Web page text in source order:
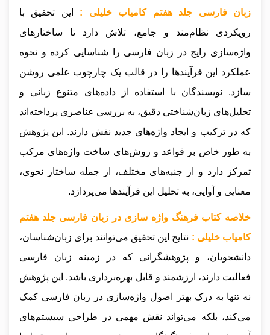
زبان فارسی جلد هفتم کامیاب خلیلی : این تحقیق با
رویکردی نظام‌مند و جامع، تلاش دارد تا ساختارهای
واژه‌سازی رایج در زبان فارسی را شناسایی کرده و نحوه
عملکرد این فرآیندها را در قالب یک چارچوب علمی روشن
سازد. نویسندگان با استفاده از داده‌های متنوع زبانی و
تحلیل‌های زبان‌شناختی دقیق، به بررسی عناصری پرداخته‌اند
که در ترکیب و ایجاد واژه‌های جدید نقش دارند. این پژوهش
به طور خاص بر قواعد و روش‌های ساخت واژه‌های مرکب
تمرکز دارد و از جنبه‌های مختلف، از جمله ساختار نحوی،
معنایی و آوایی، به تحلیل این فرآیندها می‌پردازد.
خلاصه کتاب فرهنگ واژه سازی در زبان فارسی جلد هفتم
کامیاب خلیلی : نتایج این تحقیق می‌توانند برای زبان‌شناسان،
دانشجویان، و پژوهشگرانی که در زمینه زبان فارسی
فعالیت دارند، ارزشمند و قابل بهره‌برداری باشد. این پژوهش
نه تنها به درک بهتر اصول واژه‌سازی در زبان فارسی کمک
می‌کند، بلکه می‌تواند نقش مهمی در طراحی سیستم‌های